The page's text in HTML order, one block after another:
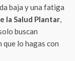
baja y una fatiga
la Salud Plantar,
buscan
que lo hagas con